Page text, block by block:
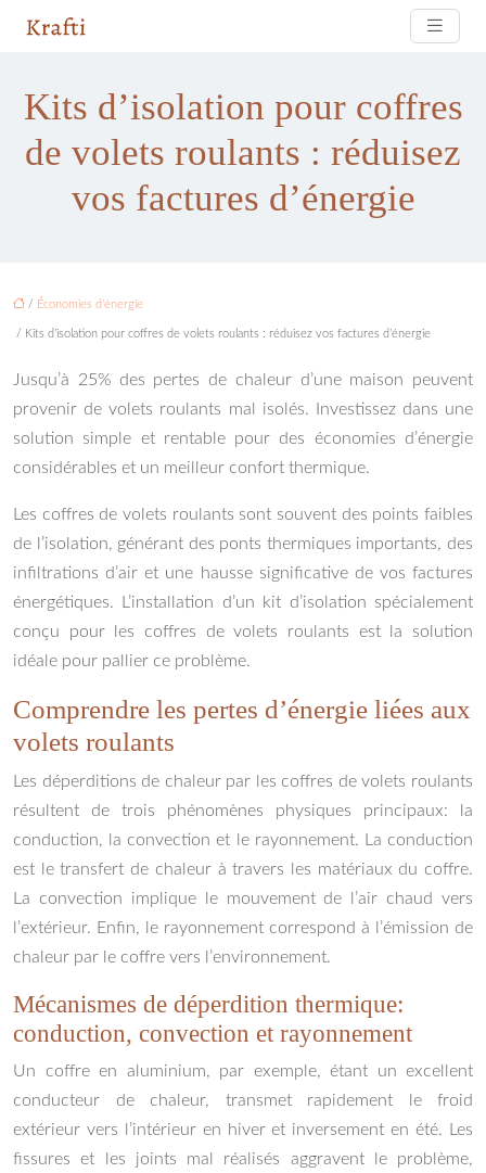
Kits d’isolation pour coffres
de volets roulants : réduisez
vos factures d’énergie
/ Économies d’énergie
/ Kits d’isolation pour coffres de volets roulants : réduisez vos factures d’énergie
Jusqu’à 25% des pertes de chaleur d’une maison peuvent
provenir de volets roulants mal isolés. Investissez dans une
solution simple et rentable pour des économies d’énergie
considérables et un meilleur confort thermique.
Les coffres de volets roulants sont souvent des points faibles
de l’isolation, générant des ponts thermiques importants, des
infiltrations d’air et une hausse significative de vos factures
énergétiques. L’installation d’un kit d’isolation spécialement
conçu pour les coffres de volets roulants est la solution
idéale pour pallier ce problème.
Comprendre les pertes d’énergie liées aux
volets roulants
Les déperditions de chaleur par les coffres de volets roulants
résultent de trois phénomènes physiques principaux: la
conduction, la convection et le rayonnement. La conduction
est le transfert de chaleur à travers les matériaux du coffre.
La convection implique le mouvement de l’air chaud vers
l’extérieur. Enfin, le rayonnement correspond à l’émission de
chaleur par le coffre vers l’environnement.
Mécanismes de déperdition thermique:
conduction, convection et rayonnement
Un coffre en aluminium, par exemple, étant un excellent
conducteur de chaleur, transmet rapidement le froid
extérieur vers l’intérieur en hiver et inversement en été. Les
fissures et les joints mal réalisés aggravent le problème,